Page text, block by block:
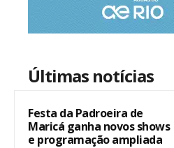
Últimas notícias
Festa da Padroeira de
Maricá ganha novos shows
e programação ampliada